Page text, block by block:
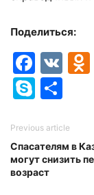
Поделиться:
VK
Skype
Previous article
Спасателям в
могут снизить
возраст